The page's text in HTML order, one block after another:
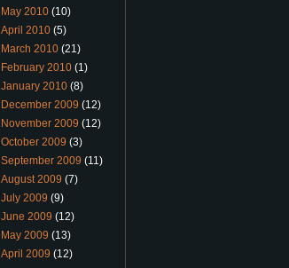
May 2010 (10)
April 2010 (5)
March 2010 (21)
February 2010 (1)
January 2010 (8)
December 2009 (12)
November 2009 (12)
October 2009 (3)
September 2009 (11)
August 2009 (7)
July 2009 (9)
June 2009 (12)
May 2009 (13)
April 2009 (12)